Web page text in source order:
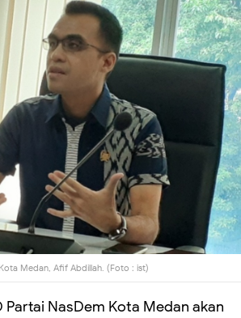
Medan, Afif Abdillah. (Foto : ist)
Partai NasDem Kota Medan akan